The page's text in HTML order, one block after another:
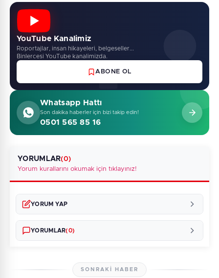
YouTube Kanalimiz
Roportajlar, insan hikayeleri, belgeseller...
Binlercesi YouTube kanalimizda.
ABONE OL
Whatsapp Hattı
Son dakika haberler için bizi takip edin!
0501 565 85 16
YORUMLAR(0)
Yorum kurallarını okumak için tıklayınız!
YORUM YAP
YORUMLAR(0)
SONRAKI HABER